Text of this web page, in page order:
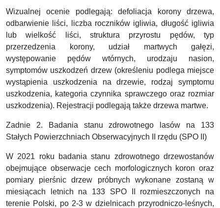
Wizualnej ocenie podlegają: defoliacja korony drzewa,
odbarwienie liści, liczba roczników igliwia, długość igliwia
lub wielkość liści, struktura przyrostu pędów, typ
przerzedzenia korony, udział martwych gałęzi,
występowanie pędów wtórnych, urodzaju nasion,
symptomów uszkodzeń drzew (określeniu podlega miejsce
wystąpienia uszkodzenia na drzewie, rodzaj symptomu
uszkodzenia, kategoria czynnika sprawczego oraz rozmiar
uszkodzenia). Rejestracji podlegają także drzewa martwe.
Zadnie 2. Badania stanu zdrowotnego lasów na 133
Stałych Powierzchniach Obserwacyjnych II rzędu (SPO II)
W 2021 roku badania stanu zdrowotnego drzewostanów
obejmujące obserwacje cech morfologicznych koron oraz
pomiary pierśnic drzew próbnych wykonane zostaną w
miesiącach letnich na 133 SPO II rozmieszczonych na
terenie Polski, po 2-3 w dzielnicach przyrodniczo-leśnych,